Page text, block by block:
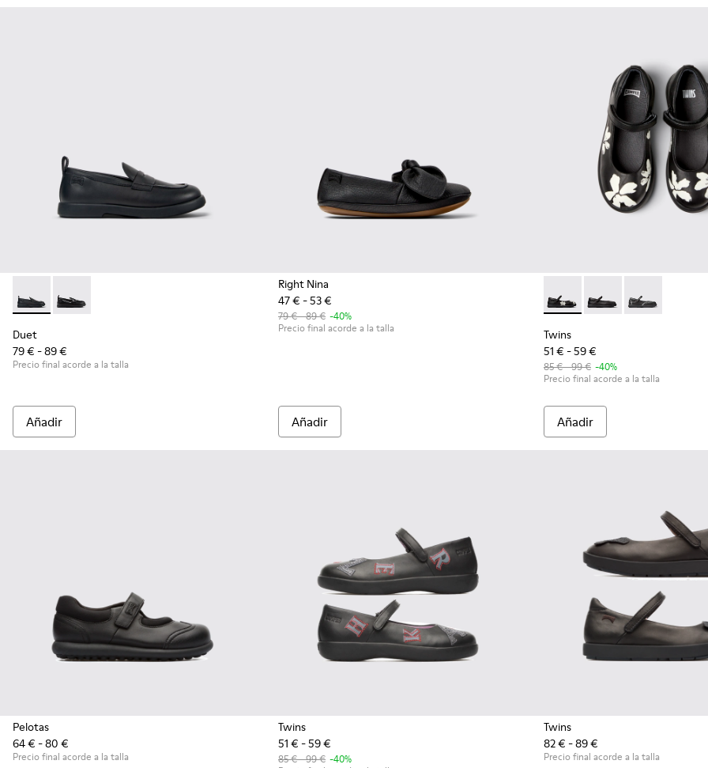
Duet - K800609-001 - Mocasines negros de piel para niños.
Duet - K800609-003
Duet
79 € - 89 €
Precio final acorde a la talla
Añadir
Right Nina
47 € - 53 €
79 € - 89 € -40%
Precio final acorde a la talla
Añadir
Twins - K800549-006 -
Twins - K800549-
Twins -
Twins
51 € - 59 €
85 € - 99 € -40%
Precio final acorde a la talla
Añadir
Pelotas
64 € - 80 €
Precio final acorde a la talla
Twins
51 € - 59 €
85 € - 99 € -40%
Twins
82 € - 89 €
Precio final acorde a la talla